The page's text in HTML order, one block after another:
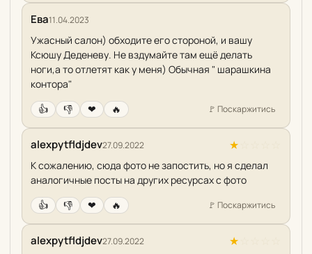
Ева11.04.2023
Ужасный салон) обходите его стороной, и вашу
Ксюшу Деденеву. Не вздумайте там ещё делать
ноги,а то отлетят как у меня) Обычная " шарашкина
контора"
👍
👎 ❤ 🔥 🚩 Поскаржитись
alexpytfldjdev27.09.2022 ★
К сожалению, сюда фото не запостить, но я сделал
аналогичные посты на других ресурсах с фото
👍
👎 ❤ 🔥 🚩 Поскаржитись
alexpytfldjdev27.09.2022 ★